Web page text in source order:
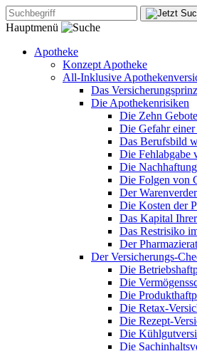
Hauptmenü
Apotheke
Konzept Apotheke
All-Inklusive
Das
Die Apothekenrisiken
Die Zehn Gebote
Die Gefahr einer
Das Berufsbild
Die Fehlabgabe
Die
Die Folgen von
Der
Die Kosten der
Das Kapital
Das Restrisiko
Der
Der Versicherungs-
Die
Die
Die
Die Retax-
Die Rezept-
Die
Die